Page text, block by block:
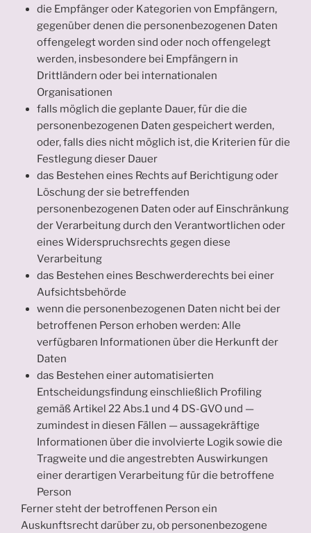
die Empfänger oder Kategorien von Empfängern,
gegenüber denen die personenbezogenen Daten
offengelegt worden sind oder noch offengelegt
werden, insbesondere bei Empfängern in
Drittländern oder bei internationalen
Organisationen
falls möglich die geplante Dauer, für die die
personenbezogenen Daten gespeichert werden,
oder, falls dies nicht möglich ist, die Kriterien für die
Festlegung dieser Dauer
das Bestehen eines Rechts auf Berichtigung oder
Löschung der sie betreffenden
personenbezogenen Daten oder auf Einschränkung
der Verarbeitung durch den Verantwortlichen oder
eines Widerspruchsrechts gegen diese
Verarbeitung
das Bestehen eines Beschwerderechts bei einer
Aufsichtsbehörde
wenn die personenbezogenen Daten nicht bei der
betroffenen Person erhoben werden: Alle
verfügbaren Informationen über die Herkunft der
Daten
das Bestehen einer automatisierten
Entscheidungsfindung einschließlich Profiling
gemäß Artikel 22 Abs.1 und 4 DS-GVO und —
zumindest in diesen Fällen — aussagekräftige
Informationen über die involvierte Logik sowie die
Tragweite und die angestrebten Auswirkungen
einer derartigen Verarbeitung für die betroffene
Person
Ferner steht der betroffenen Person ein
Auskunftsrecht darüber zu, ob personenbezogene